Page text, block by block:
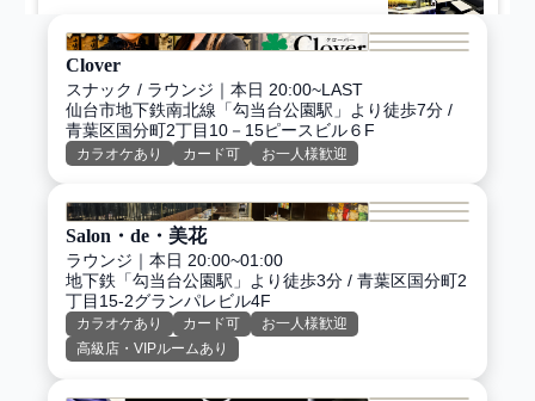
営業開始時間
4 Bar Since
LASTまで営業
落ち着いた雰囲気の隠れ家的なBarゆったり寛げる
上質空間
5
LASTまで営業
大人の夜に寄り添う寛ぎのスナキャバ
CLUB Stellar
LASTまで営業
国分町で‘‘別格の夜‘‘を。全国レベルのキャバクラ。
落ち着いて飲みたいのであれば是非
Clover
スナック / ラウンジ ｜ 本日 20:00~LAST
仙台市地下鉄南北線「勾当台公園駅」より徒歩7分 /
青葉区国分町2丁目10－15ピースビル６F
カラオケあり カード可 お一人様歓迎
Salon・de・美花
ラウンジ ｜ 本日 20:00~01:00
地下鉄「勾当台公園駅」より徒歩3分 / 青葉区国分町2
丁目15-2グランパレビル4F
カラオケあり カード可
お一人様歓迎
高級店・VIPルームあり